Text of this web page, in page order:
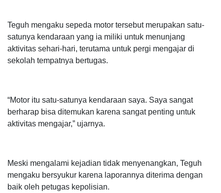
Teguh mengaku sepeda motor tersebut merupakan satu-
satunya kendaraan yang ia miliki untuk menunjang
aktivitas sehari-hari, terutama untuk pergi mengajar di
sekolah tempatnya bertugas.
“Motor itu satu-satunya kendaraan saya. Saya sangat
berharap bisa ditemukan karena sangat penting untuk
aktivitas mengajar,” ujarnya.
Meski mengalami kejadian tidak menyenangkan, Teguh
mengaku bersyukur karena laporannya diterima dengan
baik oleh petugas kepolisian.